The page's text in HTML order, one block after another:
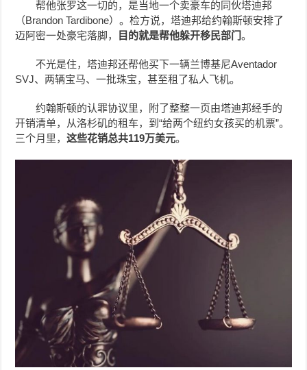
帮他张罗这一切的，是当地一个卖豪车的同伙塔迪邦
（Brandon Tardibone）。检方说，塔迪邦给约翰斯顿安排了
迈阿密一处豪宅落脚，
目的就是帮他躲开移民部门。
不光是住，塔迪邦还帮他买下一辆兰博基尼Aventador
SVJ、两辆宝马、一批珠宝，甚至租了私人飞机。
约翰斯顿的认罪协议里，附了整整一页由塔迪邦经手的
开销清单，从洛杉矶的租车，到“给两个纽约女孩买的机票”。
三个月里，这些花销总共119万美元。